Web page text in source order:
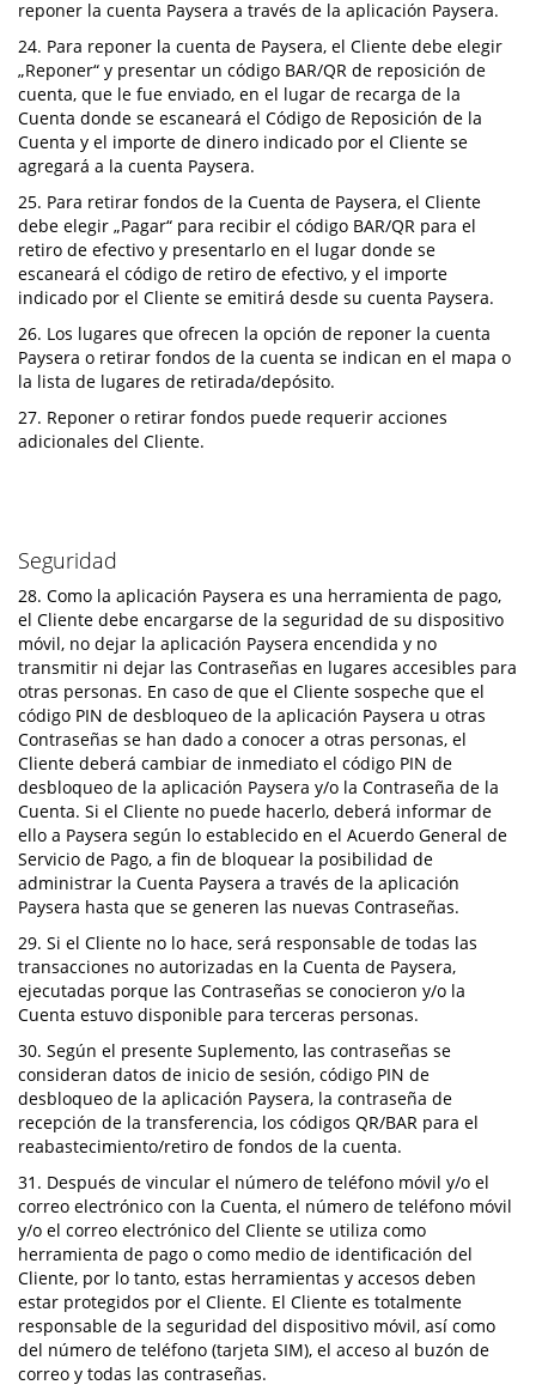
reponer la cuenta Paysera a través de la aplicación Paysera.
24. Para reponer la cuenta de Paysera, el Cliente debe elegir
„Reponer“ y presentar un código BAR/QR de reposición de
cuenta, que le fue enviado, en el lugar de recarga de la
Cuenta donde se escaneará el Código de Reposición de la
Cuenta y el importe de dinero indicado por el Cliente se
agregará a la cuenta Paysera.
25. Para retirar fondos de la Cuenta de Paysera, el Cliente
debe elegir „Pagar“ para recibir el código BAR/QR para el
retiro de efectivo y presentarlo en el lugar donde se
escaneará el código de retiro de efectivo, y el importe
indicado por el Cliente se emitirá desde su cuenta Paysera.
26. Los lugares que ofrecen la opción de reponer la cuenta
Paysera o retirar fondos de la cuenta se indican en el mapa o
la lista de lugares de retirada/depósito.
27. Reponer o retirar fondos puede requerir acciones
adicionales del Cliente.
Seguridad
28. Como la aplicación Paysera es una herramienta de pago,
el Cliente debe encargarse de la seguridad de su dispositivo
móvil, no dejar la aplicación Paysera encendida y no
transmitir ni dejar las Contraseñas en lugares accesibles para
otras personas. En caso de que el Cliente sospeche que el
código PIN de desbloqueo de la aplicación Paysera u otras
Contraseñas se han dado a conocer a otras personas, el
Cliente deberá cambiar de inmediato el código PIN de
desbloqueo de la aplicación Paysera y/o la Contraseña de la
Cuenta. Si el Cliente no puede hacerlo, deberá informar de
ello a Paysera según lo establecido en el Acuerdo General de
Servicio de Pago, a fin de bloquear la posibilidad de
administrar la Cuenta Paysera a través de la aplicación
Paysera hasta que se generen las nuevas Contraseñas.
29. Si el Cliente no lo hace, será responsable de todas las
transacciones no autorizadas en la Cuenta de Paysera,
ejecutadas porque las Contraseñas se conocieron y/o la
Cuenta estuvo disponible para terceras personas.
30. Según el presente Suplemento, las contraseñas se
consideran datos de inicio de sesión, código PIN de
desbloqueo de la aplicación Paysera, la contraseña de
recepción de la transferencia, los códigos QR/BAR para el
reabastecimiento/retiro de fondos de la cuenta.
31. Después de vincular el número de teléfono móvil y/o el
correo electrónico con la Cuenta, el número de teléfono móvil
y/o el correo electrónico del Cliente se utiliza como
herramienta de pago o como medio de identificación del
Cliente, por lo tanto, estas herramientas y accesos deben
estar protegidos por el Cliente. El Cliente es totalmente
responsable de la seguridad del dispositivo móvil, así como
del número de teléfono (tarjeta SIM), el acceso al buzón de
correo y todas las contraseñas.